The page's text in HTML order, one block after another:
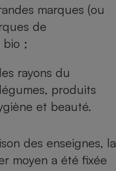
marques (ou
de
;
rayons du
produits
et beauté.
des enseignes, la
moyen a été fixée